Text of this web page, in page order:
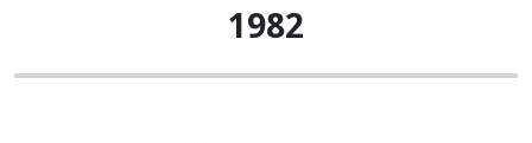
1982